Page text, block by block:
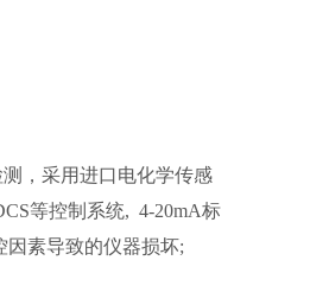
，采用进口电化学传感
等控制系统, 4-20mA标
因素导致的仪器损坏;